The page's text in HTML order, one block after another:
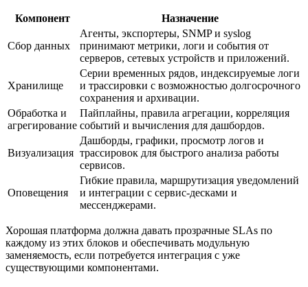
Компонент Назначение
Сбор данных
Агенты, экспортеры, SNMP и syslog
принимают метрики, логи и события от
серверов, сетевых устройств и приложений.
Хранилище
Серии временных рядов, индексируемые логи
и трассировки с возможностью долгосрочного
сохранения и архивации.
Обработка и
агрегирование
Пайплайны, правила агрегации, корреляция
событий и вычисления для дашбордов.
Визуализация
Дашборды, графики, просмотр логов и
трассировок для быстрого анализа работы
сервисов.
Оповещения
Гибкие правила, маршрутизация уведомлений
и интеграции с сервис-десками и
мессенджерами.
Хорошая платформа должна давать прозрачные SLAs по
каждому из этих блоков и обеспечивать модульную
заменяемость, если потребуется интеграция с уже
существующими компонентами.